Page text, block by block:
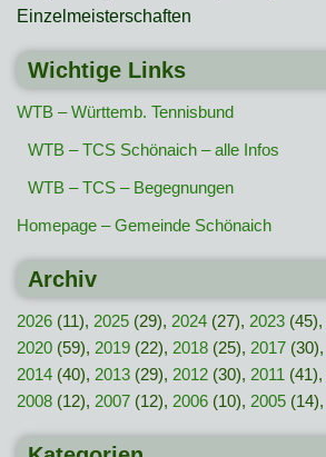
Einzelmeisterschaften
Wichtige Links
WTB – Württemb. Tennisbund
WTB – TCS Schönaich – alle Infos
WTB – TCS – Begegnungen
Homepage – Gemeinde Schönaich
Archiv
2026 (11), 2025 (29), 2024 (27), 2023 (45),
2020 (59), 2019 (22), 2018 (25), 2017 (30),
2014 (40), 2013 (29), 2012 (30), 2011 (41),
2008 (12), 2007 (12), 2006 (10), 2005 (14),